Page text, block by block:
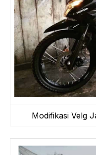
Modifikasi Velg